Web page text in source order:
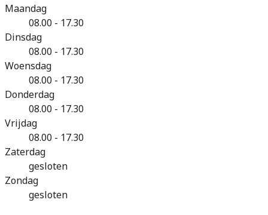
Maandag
08.00 - 17.30
Dinsdag
08.00 - 17.30
Woensdag
08.00 - 17.30
Donderdag
08.00 - 17.30
Vrijdag
08.00 - 17.30
Zaterdag
gesloten
Zondag
gesloten